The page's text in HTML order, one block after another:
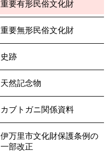
重要有形民俗文化財
重要無形民俗文化財
史跡
天然記念物
カブトガニ関係資料
伊万里市文化財保護条例の
一部改正